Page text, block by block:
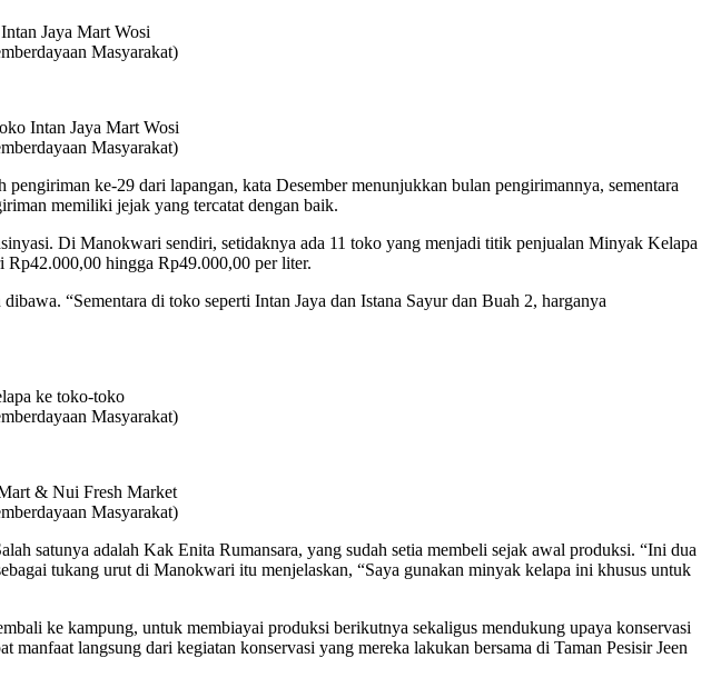
Jaya Mart Wosi
Masyarakat)
Intan Jaya Mart Wosi
Masyarakat)
ke-29 dari lapangan, kata Desember menunjukkan bulan pengirimannya, sementara
memiliki jejak yang tercatat dengan baik.
Di Manokwari sendiri, setidaknya ada 11 toko yang menjadi titik penjualan Minyak Kelapa
Rp42.000,00 hingga Rp49.000,00 per liter.
“Sementara di toko seperti Intan Jaya dan Istana Sayur dan Buah 2, harganya
ke toko-toko
Masyarakat)
& Nui Fresh Market
Masyarakat)
satunya adalah Kak Enita Rumansara, yang sudah setia membeli sejak awal produksi. “Ini dua
tukang urut di Manokwari itu menjelaskan, “Saya gunakan minyak kelapa ini khusus untuk
ke kampung, untuk membiayai produksi berikutnya sekaligus mendukung upaya konservasi
langsung dari kegiatan konservasi yang mereka lakukan bersama di Taman PesisirJeen